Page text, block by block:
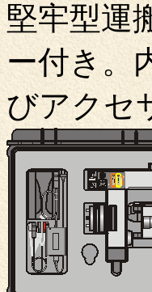
堅牢型運
ー付き。
びアクセ